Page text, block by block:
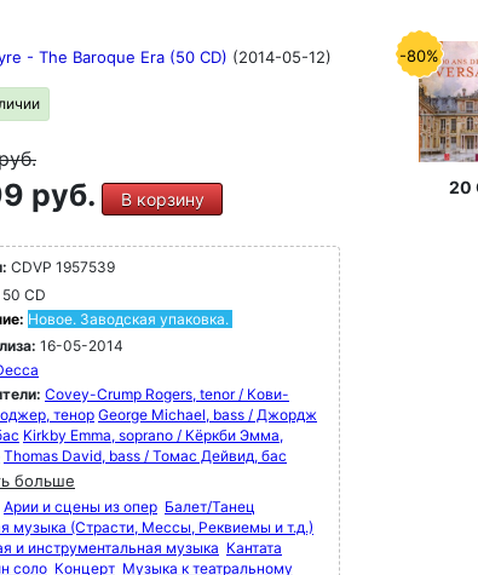
- The Baroque Era (50 CD) (2014-05-12)
руб. В корзину
CDVP 1957539
50 CD
Новое. Заводская упаковка.
16-05-2014
Covey-Crump Rogers, tenor / Кови-
тенор George Michael, bass / Джордж
Kirkby Emma, soprano / Кёркби Эмма,
Thomas David, bass / Томас Дейвид, бас
больше
Арии и сцены из опер Балет/Танец
музыка (Страсти, Мессы, Реквиемы и т.д.)
и инструментальная музыка Кантата
соло Концерт Музыка к театральному
-80%
20